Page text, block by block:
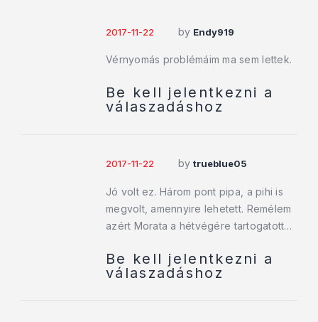
2017-11-22 by Endy919
Vérnyomás problémáim ma sem lettek.
Be kell jelentkezni a
válaszadáshoz
2017-11-22 bytrueblue05
Jó volt ez. Három pont pipa, a pihi is
megvolt, amennyire lehetett. Remélem
azért Morata a hétvégére tartogatott…
Be kell jelentkezni a
válaszadáshoz